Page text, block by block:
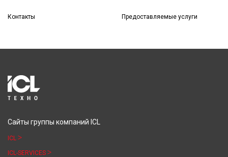
Контакты Предоставляемые услуги
Сайты группы компаний ICL
ICL
ICL-SERVICES